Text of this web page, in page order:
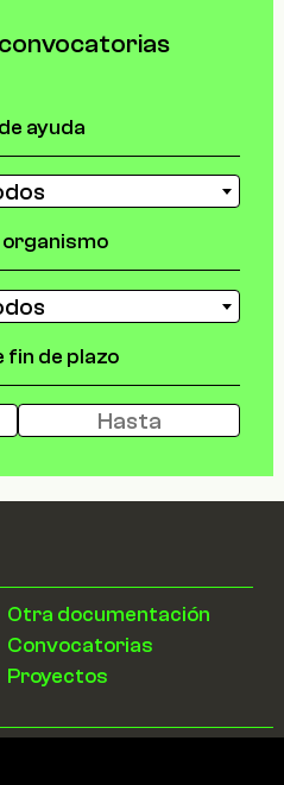
ayuda
organismo
fin de plazo
Otra documentación
Convocatorias
Proyectos